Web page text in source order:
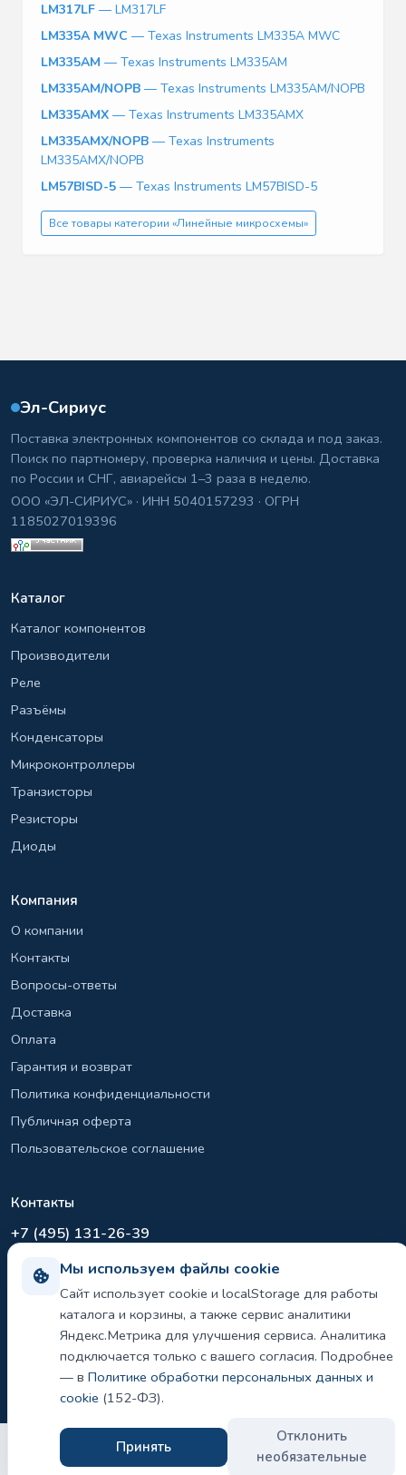
Мы используем файлы cookie
Сайт использует cookie и localStorage для работы
каталога и корзины, а также сервис аналитики
Яндекс.Метрика для улучшения сервиса. Аналитика
подключается только с вашего согласия. Подробнее
— в Политике обработки персональных данных и
cookie (152-ФЗ).
Принять
Отклонить
необязательные
LM317LF — LM317LF
LM335A MWC — Texas Instruments LM335A MWC
LM335AM — Texas Instruments LM335AM
LM335AM/NOPB — Texas Instruments LM335AM/NOPB
LM335AMX — Texas Instruments LM335AMX
LM335AMX/NOPB — Texas Instruments
LM335AMX/NOPB
LM57BISD-5 — Texas Instruments LM57BISD-5
Все товары категории «Линейные микросхемы»
Эл-Сириус
Поставка электронных компонентов со склада и под заказ.
Поиск по партномеру, проверка наличия и цены. Доставка
по России и СНГ, авиарейсы 1–3 раза в неделю.
ООО «ЭЛ-СИРИУС» · ИНН 5040157293 · ОГРН
1185027019396
Каталог
Каталог компонентов
Производители
Реле
Разъёмы
Конденсаторы
Микроконтроллеры
Транзисторы
Резисторы
Диоды
Компания
О компании
Контакты
Вопросы-ответы
Доставка
Оплата
Гарантия и возврат
Политика конфиденциальности
Публичная оферта
Пользовательское соглашение
Контакты
+7 (495) 131-26-39
info@el-sirius.ru
МО, г. Раменское, ул. Карла Маркса
Склад: Шереметьево, Московская область
2026 ООО «ЭЛ-СИРИУС». Все права защищены.
Политика конфиденциальности и использования cookie